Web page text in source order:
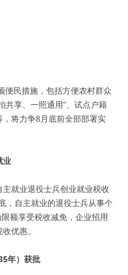
便民措施，包括方便农村群众
共享、一照通用”、试点户籍
将力争8月底前全部部署实
业
就业退役士兵创业就业税收
，自主就业的退役士兵从事个
额享受税收减免，企业招用
优惠。
年）获批